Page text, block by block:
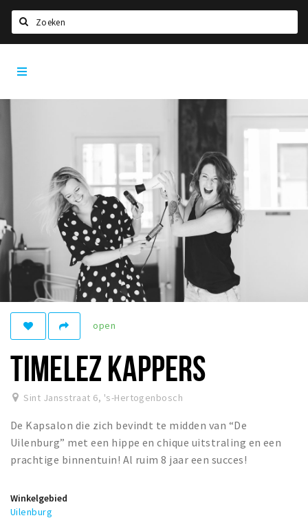
Home
Agenda
Nieuws, interviews & blogs
Drinken
Slapen
Recreatief
Winkels
Winkelgebieden
Bezienswaardigheden
Musea, theaters & podia
Uitjes & activiteiten
Toeristische routes
Baroniepoorten
Sport
open
TIMELEZ KAPPERS
Sint Jansstraat 6, 's-Hertogenbosch
De Kapsalon die zich bevindt te midden van “De
Uilenburg” met een hippe en chique uitstraling en een
prachtige binnentuin! Al ruim 8 jaar een succes!
Winkelgebied
Uilenburg